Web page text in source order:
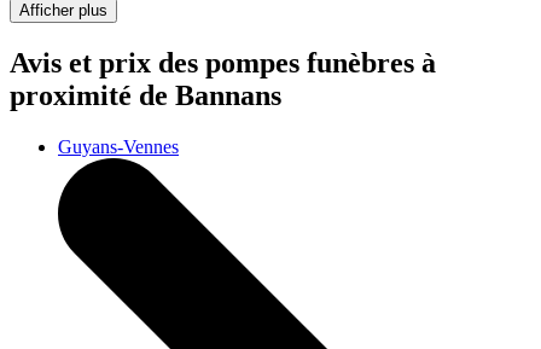
Afficher plus
Avis et prix des pompes funèbres à
proximité de Bannans
Guyans-Vennes